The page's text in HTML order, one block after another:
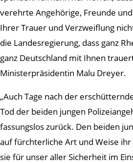
verehrte Angehörige, Freunde
Ihrer Trauer und Verzweiflung
die Landesregierung, dass ganz
ganz Deutschland mit Ihnen
Ministerpräsidentin Malu Dreyer.
„Auch Tage nach der
Tod der beiden jungen
fassungslos zurück. Den beiden
auf fürchterliche Art und Weise
sie für unser aller Sicherheit im